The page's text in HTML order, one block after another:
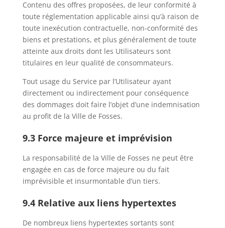
Contenu des offres proposées, de leur conformité à
toute réglementation applicable ainsi qu’à raison de
toute inexécution contractuelle, non-conformité des
biens et prestations, et plus généralement de toute
atteinte aux droits dont les Utilisateurs sont
titulaires en leur qualité de consommateurs.
Tout usage du Service par l’Utilisateur ayant
directement ou indirectement pour conséquence
des dommages doit faire l’objet d’une indemnisation
au profit de la Ville de Fosses.
9.3 Force majeure et imprévision
La responsabilité de la Ville de Fosses ne peut être
engagée en cas de force majeure ou du fait
imprévisible et insurmontable d’un tiers.
9.4 Relative aux liens hypertextes
De nombreux liens hypertextes sortants sont